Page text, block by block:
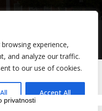
experience,
and analyze our traffic.
to our use of cookies.
Accept All
Right Reserved.
privatnosti